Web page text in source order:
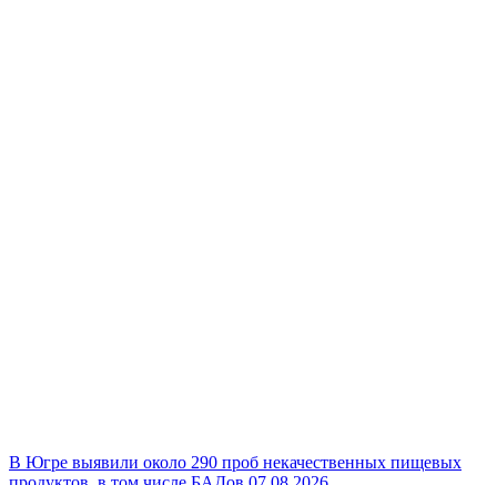
В Югре выявили около 290 проб некачественных пищевых